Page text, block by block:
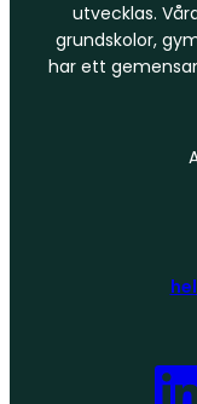
utvecklas.
grundskolor,
har ett